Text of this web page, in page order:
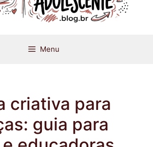
Menu
criativa para
guia para